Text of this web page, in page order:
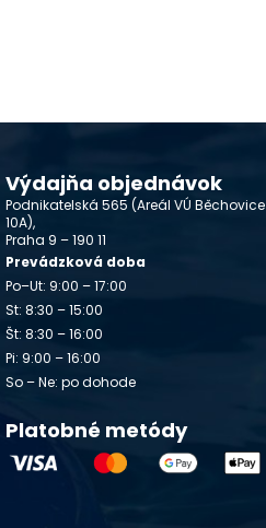
Výdajňa objednávok
Podnikatelská 565 (Areál VÚ Běchovice
10A),
Praha 9 – 190 11
Prevádzková doba
Po–Ut: 9:00 – 17:00
St: 8:30 – 15:00
Št: 8:30 – 16:00
Pi: 9:00 – 16:00
So – Ne: po dohode
Platobné metódy